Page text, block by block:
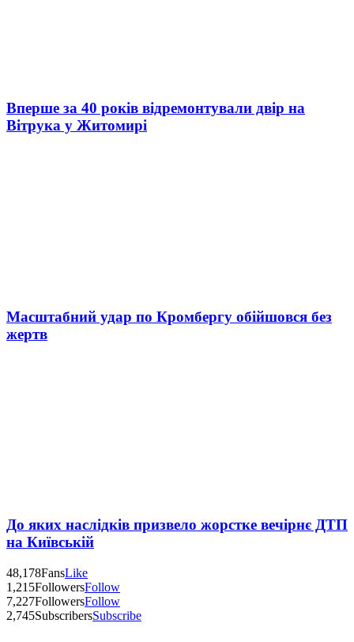
Вперше за 40 років відремонтували двір на
Вітрука у Житомирі
Масштабний удар по Кромбергу обійшовся без
жертв
До яких наслідків призвело жорстке вечірнє ДТП
на Київській
48,178FansLike
1,215FollowersFollow
7,227FollowersFollow
2,745SubscribersSubscribe